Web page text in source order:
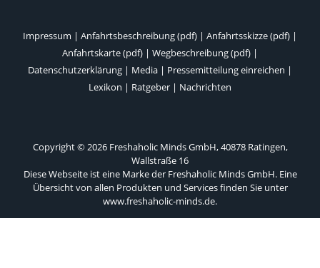
Impressum | Anfahrtsbeschreibung (pdf) | Anfahrtsskizze (pdf) |
Anfahrtskarte (pdf) | Wegbeschreibung (pdf) |
Datenschutzerklärung | Media | Pressemitteilung einreichen |
Lexikon | Ratgeber | Nachrichten
Copyright © 2026 Freshaholic Minds GmbH, 40878 Ratingen,
Wallstraße 16
Diese Webseite ist eine Marke der Freshaholic Minds GmbH. Eine
Übersicht von allen Produkten und Services finden Sie unter
www.freshaholic-minds.de.